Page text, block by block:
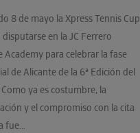
8 de mayo la Xpress Tennis Cup
en la JC Ferrero
Academy para celebrar la fase
de Alicante de la 6ª Edición del
ya es costumbre, la
y el compromiso con la cita